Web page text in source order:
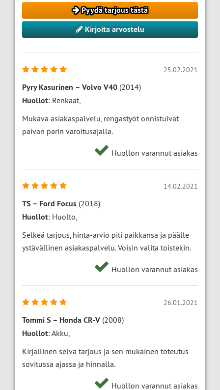
Pyydä tarjous tästä
Kirjoita arvostelu
25.02.2021
Pyry Kasurinen – Volvo V40 (2014)
Huollot: Renkaat,
Mukava asiakaspalvelu, rengastyöt onnistuivat
päivän parin varoitusajalla.
Huollon varannut asiakas
14.02.2021
TS – Ford Focus (2018)
Huollot: Huolto,
Selkeä tarjous, hinta-arvio piti paikkansa ja päälle
ystävällinen asiakaspalvelu. Voisin valita toistekin.
Huollon varannut asiakas
26.01.2021
Tommi S – Honda CR-V (2008)
Huollot: Akku,
Kirjallinen selvä tarjous ja sen mukainen toteutus
sovitussa ajassa ja hinnalla.
Huollon varannut asiakas